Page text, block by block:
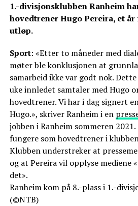
1.-divisjonsklubben Ranheim
hovedtrener Hugo Pereira, et
utløp.
Sport: «Etter to måneder med
møter ble konklusjonen at
samarbeid ikke var godt nok.
uke innledet samtaler med Hugo
hovedtrener. Vi har i dag signert
Hugo.», skriver Ranheim i en
jobben i Ranheim sommeren
fungere som hovedtrener i
Klubben understreker at
og at Pereira vil opplyse
det».
Ranheim kom på 8.-plass i 1.-
(©NTB)